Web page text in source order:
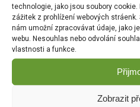
technologie, jako jsou soubory cookie.
zážitek z prohlížení webových
nám umožní zpracovávat údaje, jako
webu. Nesouhlas nebo odvolání
vlastnosti a funkce.
Zobrazit
SvíčkaAdventd5x10cm/4ks
/mat.červená
DO KOŠÍKU
169.00Kč